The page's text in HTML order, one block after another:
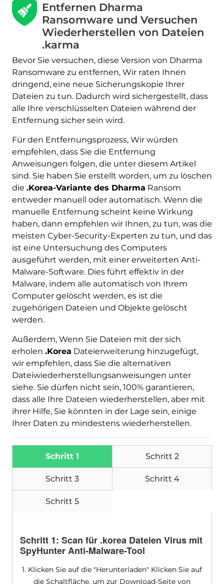
Entfernen Dharma
Ransomware und Versuchen
Wiederherstellen von Dateien
.karma
Bevor Sie versuchen, diese Version von Dharma
Ransomware zu entfernen, Wir raten Ihnen
dringend, eine neue Sicherungskopie Ihrer
Dateien zu tun. Dadurch wird sichergestellt, dass
alle Ihre verschlüsselten Dateien während der
Entfernung sicher sein wird.
Für den Entfernungsprozess, Wir würden
empfehlen, dass Sie die Entfernung
Anweisungen folgen, die unter diesem Artikel
sind. Sie haben Sie erstellt worden, um zu löschen
die .Korea-Variante des Dharma Ransom
entweder manuell oder automatisch. Wenn die
manuelle Entfernung scheint keine Wirkung
haben, dann empfehlen wir Ihnen, zu tun, was die
meisten Cyber-Security-Experten zu tun, und das
ist eine Untersuchung des Computers
ausgeführt werden, mit einer erweiterten Anti-
Malware-Software. Dies führt effektiv in der
Malware, indem alle automatisch von Ihrem
Computer gelöscht werden, es ist die
zugehörigen Dateien und Objekte gelöscht
werden.
Außerdem, Wenn Sie Dateien mit der sich
erholen .Korea Dateierweiterung hinzugefügt,
wir empfehlen, dass Sie die alternativen
Dateiwiederherstellungsanweisungen unter
siehe. Sie dürfen nicht sein, 100% garantieren,
dass alle Ihre Dateien wiederherstellen, aber mit
ihrer Hilfe, Sie könnten in der Lage sein, einige
Ihrer Daten zu mindestens wiederherstellen.
Schritt 1 Schritt 2
Schritt 3 Schritt 4
Schritt 5
Schritt 1: Scan für .korea Dateien Virus mit
SpyHunter Anti-Malware-Tool
1. Klicken Sie auf die "Herunterladen" Klicken Sie auf
die Schaltfläche, um zur Download-Seite von
Herunterladen
Malware Removal Tool